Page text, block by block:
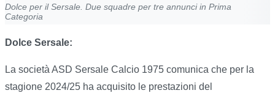
Dolce per il Sersale. Due squadre per tre annunci in Prima
Categoria
Dolce Sersale:
La società ASD Sersale Calcio 1975 comunica che per la
stagione 2024/25 ha acquisito le prestazioni del